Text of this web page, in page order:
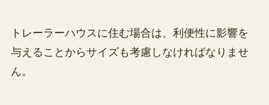
トレーラーハウスに住む場合は、利便性に影響を
与えることからサイズも考慮しなければなりませ
ん。